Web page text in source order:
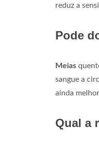
reduz a
Pode
Meias
sangue a
ainda
Qual a